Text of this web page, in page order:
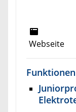
Webseite
Funktionen